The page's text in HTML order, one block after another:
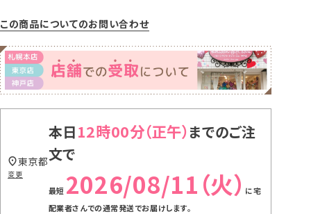
この商品についてのお問い合わせ
本日12時00分
までのご注
文で
2026/08/11（火） に宅
配業者さんでの通常発送でお届けします。
東京都
変更